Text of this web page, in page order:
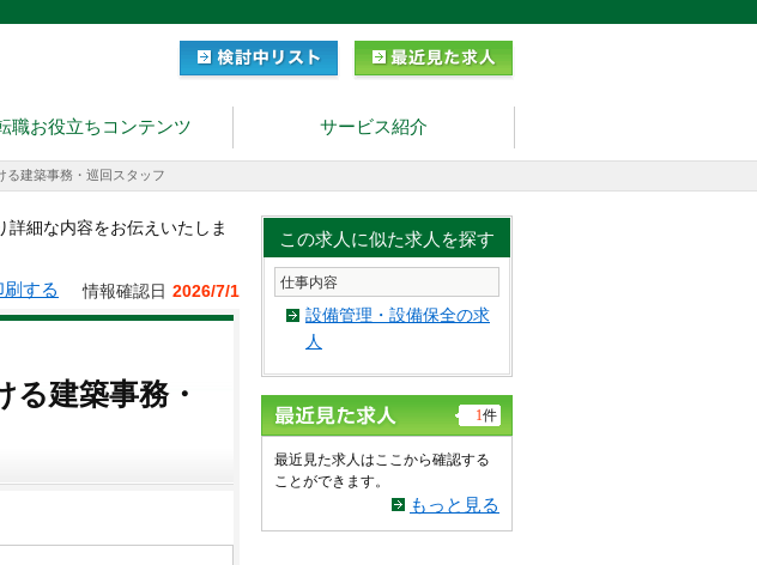
職お役立ちコンテンツ サービス紹介
る建築事務・巡回スタッフ
細な内容をお伝えいたしま
情報確認日 2026/7/1
刷する
る建築事務・
この求人に似た求人を探す
仕事内容
設備管理・設備保全の求
人
1件
最近見た求人はここから確認する
ことができます。
もっと見る